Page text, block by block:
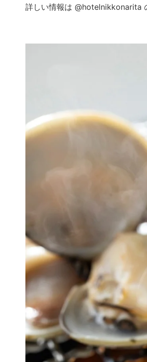
詳しい情報は @hotelnikkonarita